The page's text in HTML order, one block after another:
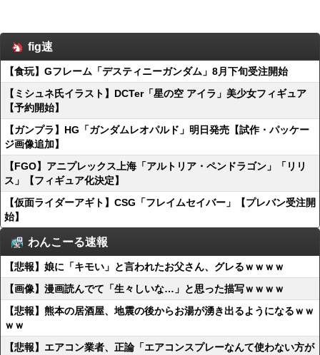
fig速
【食玩】Gフレーム「デスティニーガンダム」8月下旬受注開始
【ミシュネ氏イラスト】DCTer「星の空 アイラ」美少女フィギュア
【予約開始】
【ガンプラ】HG「ガンダムレオパルド」明日発売【試作・パッケー
ジ画像追加】
【FGO】アニプレックス上海「アルトリア・ペンドラゴン」「リリ
ス」【フィギュア化決定】
【仮面ライダーアギト】CSG「フレイムセイバー」【プレバン受注開
始】
わんこーる速報
【悲報】娘に「キモい」と言われたお父さん、グレるｗｗｗｗ
【画像】漫画読んでて「生々しいな…」と思った描写ｗｗｗｗ
【悲報】熊本の居酒屋、地震の後からお湯が湧き出るようになるｗｗ
ｗｗ
【悲報】エアコン業者、正論「エアコンスプレーなんて使わない方が